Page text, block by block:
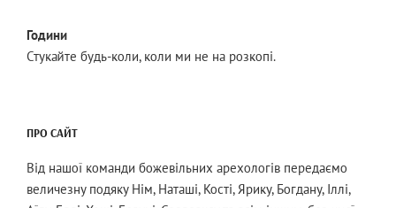
Години
Стукайте будь-коли, коли ми не на розкопі.
ПРО САЙТ
Від нашої команди божевільних арехологів передаємо
величезну подяку Нім, Наташі, Кості, Ярику, Богдану, Іллі,